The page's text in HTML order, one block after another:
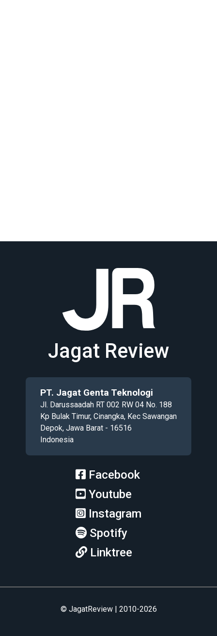
Jagat Review
PT. Jagat Genta Teknologi
Jl. Darussaadah RT 002 RW 04 No. 188
Kp Bulak Timur, Cinangka, Kec Sawangan
Depok, Jawa Barat - 16516
Indonesia
Facebook
Youtube
Instagram
Spotify
Linktree
© JagatReview | 2010-2026